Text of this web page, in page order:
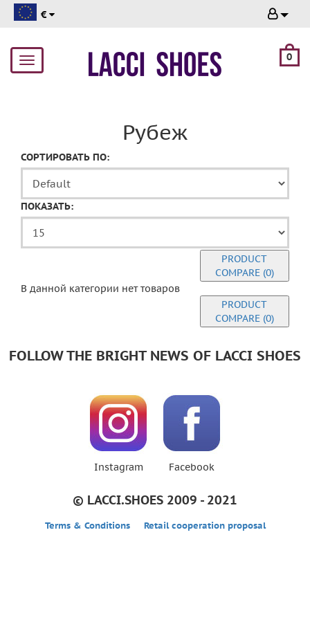
€
Toggle
navigation
0
Рубеж
СОРТИРОВАТЬ ПО:
ПОКАЗАТЬ:
PRODUCT
COMPARE (0)
В данной категории нет товаров
PRODUCT
COMPARE (0)
FOLLOW THE BRIGHT NEWS OF LACCI SHOES
Instagram Facebook
© LACCI.SHOES 2009 - 2021
Terms & Conditions Retail cooperation proposal